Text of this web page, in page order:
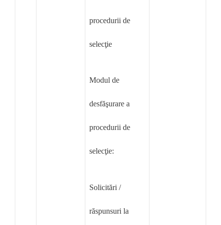
procedurii de
selecţie
Modul de
desfăşurare a
procedurii de
selecţie:
Solicitări /
răspunsuri la